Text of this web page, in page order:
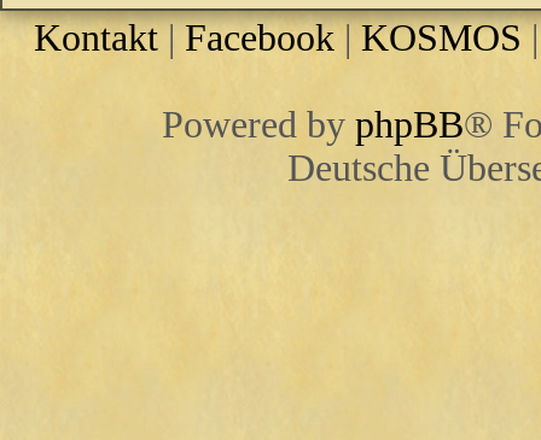
Kontakt | Facebook |KOSMOS
Powered by phpBB®
Deutsche